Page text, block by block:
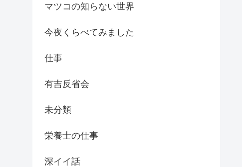
マツコの知らない世界
今夜くらべてみました
仕事
有吉反省会
未分類
栄養士の仕事
深イイ話